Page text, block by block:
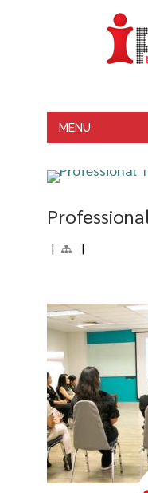
MENU
| |